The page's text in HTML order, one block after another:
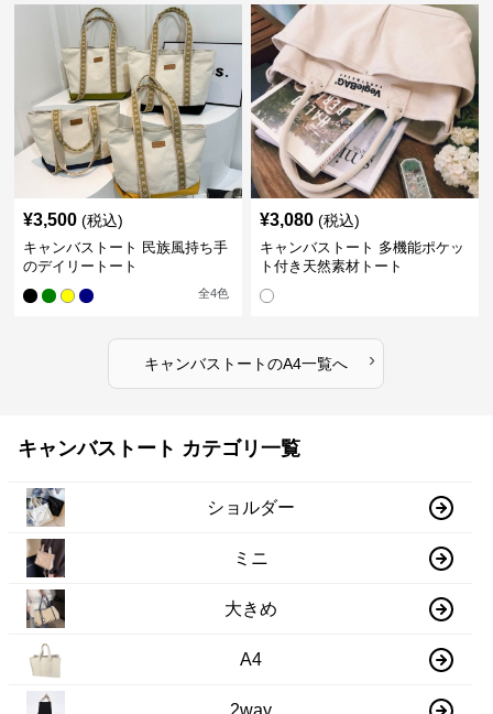
¥3,500 (税込)
キャンバストート 民族風持ち手
のデイリートート
全4色
¥3,080 (税込)
キャンバストート 多機能ポケッ
ト付き天然素材トート
キャンバストートのA4一覧へ ›
キャンバストート カテゴリ一覧
ショルダー
ミニ
大きめ
A4
2way